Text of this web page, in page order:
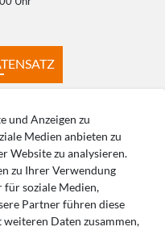
HÄUFIGE FRAGEN
und Anzeigen zu
Medien anbieten zu
Website zu analysieren.
zu Ihrer Verwendung
für soziale Medien,
Partner führen diese
Daten zusammen,